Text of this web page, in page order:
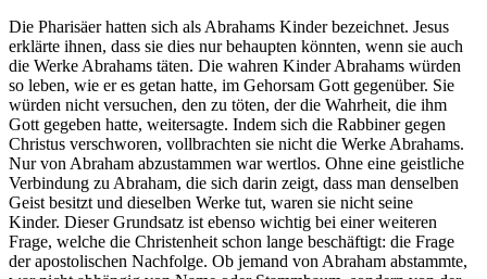
Die Pharisäer hatten sich als Abrahams Kinder bezeichnet. Jesus
erklärte ihnen, dass sie dies nur behaupten könnten, wenn sie auch
die Werke Abrahams täten. Die wahren Kinder Abrahams würden
so leben, wie er es getan hatte, im Gehorsam Gott gegenüber. Sie
würden nicht versuchen, den zu töten, der die Wahrheit, die ihm
Gott gegeben hatte, weitersagte. Indem sich die Rabbiner gegen
Christus verschworen, vollbrachten sie nicht die Werke Abrahams.
Nur von Abraham abzustammen war wertlos. Ohne eine geistliche
Verbindung zu Abraham, die sich darin zeigt, dass man denselben
Geist besitzt und dieselben Werke tut, waren sie nicht seine
Kinder. Dieser Grundsatz ist ebenso wichtig bei einer weiteren
Frage, welche die Christenheit schon lange beschäftigt: die Frage
der apostolischen Nachfolge. Ob jemand von Abraham abstammte,